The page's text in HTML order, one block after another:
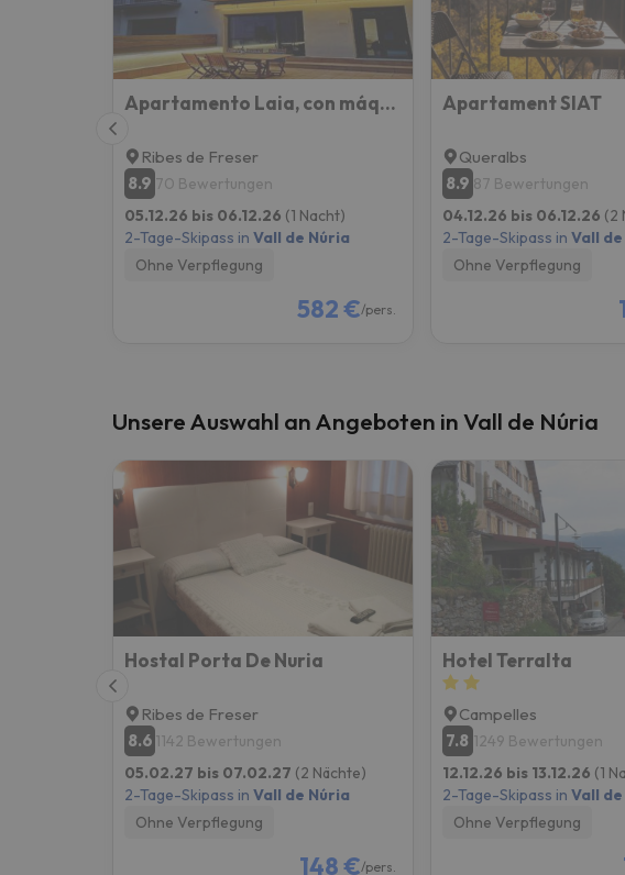
Apartamento Laia, con máquina recreativa.
Ribes de Freser
8.9 70 Bewertungen
05.12.26 bis 06.12.26 (1 Nacht)
2-Tage-Skipass in Vall de Núria
Ohne Verpflegung
582 €/pers.
Apartament SIAT
Queralbs
8.9 87 Bewertungen
04.12.26 bis 06.12.26 (2
2-Tage-Skipass in Vall
Ohne Verpflegung
Unsere Auswahl an Angeboten in Vall de Núria
Hostal Porta De Nuria
Ribes de Freser
8.6 1142 Bewertungen
05.02.27 bis 07.02.27 (2 Nächte)
2-Tage-Skipass in Vall de Núria
Ohne Verpflegung
148 €/pers.
Hotel Terralta
Campelles
7.8 1249 Bewertungen
12.12.26 bis 13.12.26 (1
2-Tage-Skipass in Vall
Ohne Verpflegung